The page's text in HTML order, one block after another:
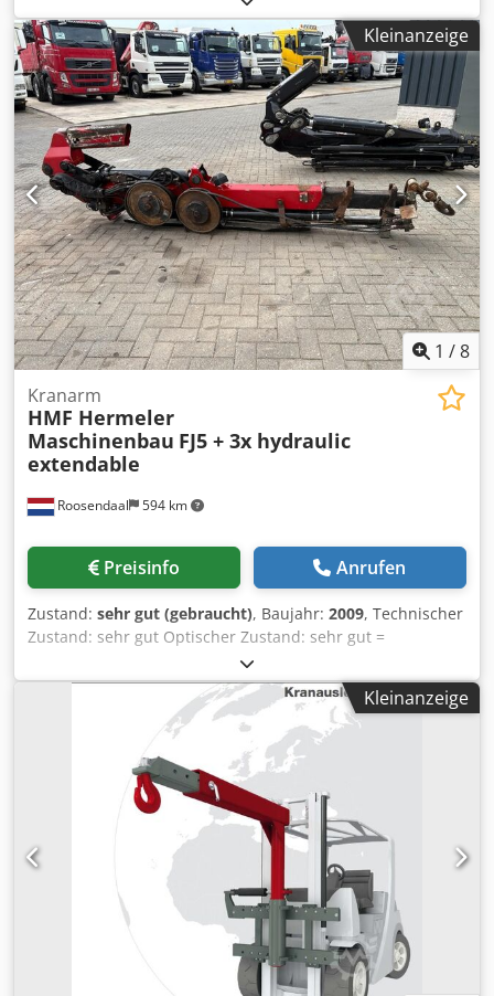
mm, Baubreite:600 mm, Kranarm Zustand: Einsatzbereit
und voll funktionsfähig Zustand Technisch: sehr gut
Dcsdpfju Dy Alox Alijk Beschreibung: Lange: 1600 - 2540
mm Anhang auf Gabeln: 220 x 80 mm
Kleinanzeige
1 /8
Roosendaal 594 km
Kranarm
HMF Hermeler
Maschinenbau FJ5 + 3x hydraulic
extendable
Preisinfo Anrufen
Zustand: sehr gut (gebraucht), Baujahr: 2009, Technischer
Zustand: sehr gut Optischer Zustand: sehr gut =
Firmeninformationen = If you have any questions or
suggestions, Don't hesitate to contact us. We guarantee an
answer within 8 hours. Prices are without VAT. Djdpfx Alsy
N Tl Esieck No rights could be derived from given
information. Office Phone: MOB: Nederlands - English -
Deutsch - Francais - Español - Italiano)Available on What's
App and Viber. MOB: Nederlands) Available on What's App
and Viber. When you pay by bank transfer, the money
needs to be tranfered to our Bank Account underneath.
Always check the payment details that are stated on our
website. In case you have received other information
please contact us. In case you have doubts please call us
so we can verify the invoice and/or payment. Bank details:
Rabobank Laan van Limburg 2 4701BP Roosendaal IBAN:
NL 89 RABO EORI/BTW/TAX: NL857401B(01) BIC/SWIFT:
Kleinanzeige